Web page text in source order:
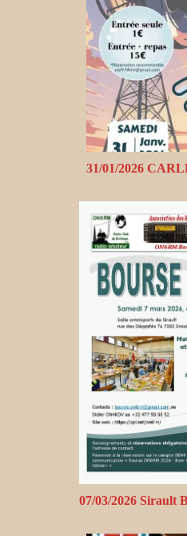
31/01/2026
07/03/2026 Sirault